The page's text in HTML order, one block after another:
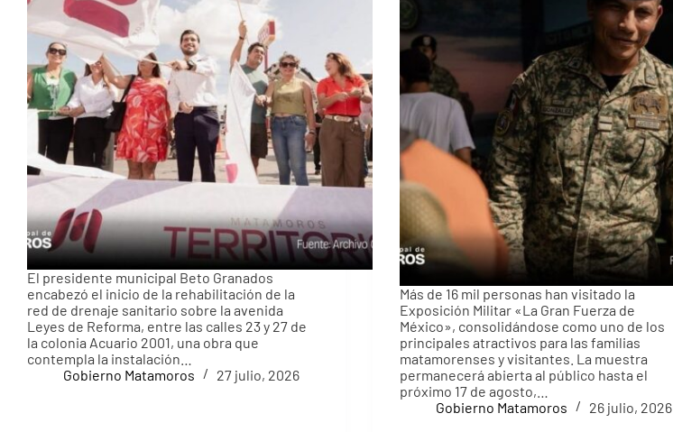
El presidente municipal Beto Granados
encabezó el inicio de la rehabilitación de la
red de drenaje sanitario sobre la avenida
Leyes de Reforma, entre las calles 23 y 27 de
la colonia Acuario 2001, una obra que
contempla la instalación…
Gobierno Matamoros
27 julio, 2026
Más de 16 mil personas han visitado la
Exposición Militar «La Gran Fuerza de
México», consolidándose como uno de los
principales atractivos para las familias
matamorenses y visitantes. La muestra
permanecerá abierta al público hasta el
próximo 17 de agosto,…
Gobierno Matamoros
26 julio, 2026